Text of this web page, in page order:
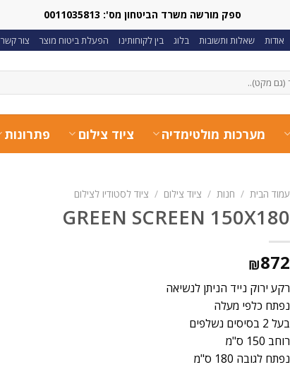
ספק מורשה משרד הביטחון מס': 0011035813
אודות שאלות ותשובות בלוג בין לקוחותינו הפעלת ביטוח מוצר צור קשר
מערכות מולטימדיה ציוד צילום פתרונות
עמוד הבית / חנות / ציוד צילום / ציוד לסטודיו לצילום
GREEN SCREEN 150X180
₪872
רקע ירוק נייד הניתן לנשיאה
נפתח כלפי מעלה
בעל 2 בסיסים נשלפים
רוחב 150 ס"מ
נפתח לגובה 180 ס"מ